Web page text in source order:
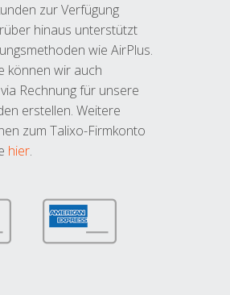
zur Verfügung
hinaus unterstützt
wie AirPlus.
können wir auch
Rechnung für unsere
erstellen. Weitere
zum Talixo-Firmkonto
hier.